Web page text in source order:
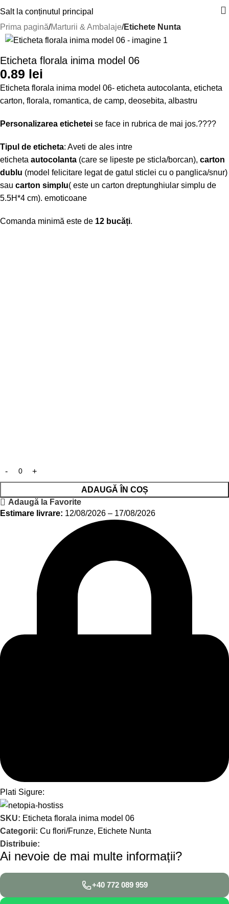
Salt la conținutul principal
Prima pagină Marturii & Ambalaje Etichete Nunta
Eticheta florala inima model 06
0.89 lei
Eticheta florala inima model 06- eticheta autocolanta, eticheta
carton, florala, romantica, de camp, deosebita, albastru
Personalizarea etichetei se face in rubrica de mai jos.????
Tipul de eticheta: Aveti de ales intre
eticheta autocolanta (care se lipeste pe sticla/borcan), carton
dublu (model felicitare legat de gatul sticlei cu o panglica/snur)
sau carton simplu( este un carton dreptunghiular simplu de
5.5H*4 cm). emoticoane
Comanda minimă este de 12 bucăți.
ADAUGĂ ÎN COȘ
Adaugă la Favorite
Estimare livrare: 12/08/2026 – 17/08/2026
Plati Sigure:
SKU: Eticheta florala inima model 06
Categorii: Cu flori/Frunze, Etichete Nunta
Distribuie:
Ai nevoie de mai multe informații?
+40 772 089 959